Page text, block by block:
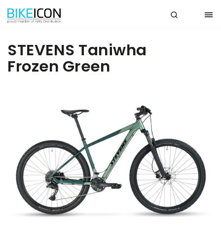
STEVENS Taniwha
Frozen Green